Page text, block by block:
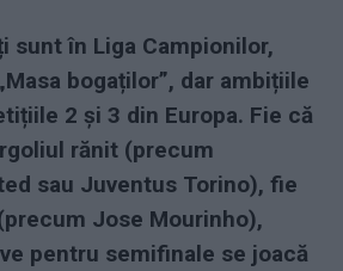
sunt în Liga Campionilor,
bogaților”, dar ambițiile
2 și 3 din Europa. Fie că
rănit (precum
sau Juventus Torino), fie
Jose Mourinho),
pentru semifinale se joacă